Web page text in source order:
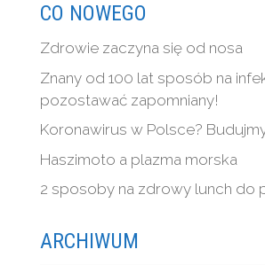
CO NOWEGO
Zdrowie zaczyna się od nosa
Znany od 100 lat sposób na
pozostawać zapomniany!
Koronawirus w Polsce?
Haszimoto a plazma morska
2 sposoby na zdrowy lunch do
ARCHIWUM